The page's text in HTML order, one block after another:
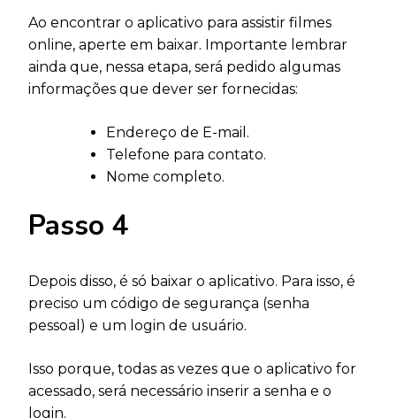
Ao encontrar o aplicativo para assistir filmes
online, aperte em baixar. Importante lembrar
ainda que, nessa etapa, será pedido algumas
informações que dever ser fornecidas:
Endereço de E-mail.
Telefone para contato.
Nome completo.
Passo 4
Depois disso, é só baixar o aplicativo. Para isso, é
preciso um código de segurança (senha
pessoal) e um login de usuário.
Isso porque, todas as vezes que o aplicativo for
acessado, será necessário inserir a senha e o
login.